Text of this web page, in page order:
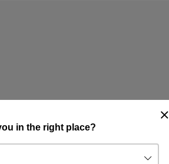
in the right place?